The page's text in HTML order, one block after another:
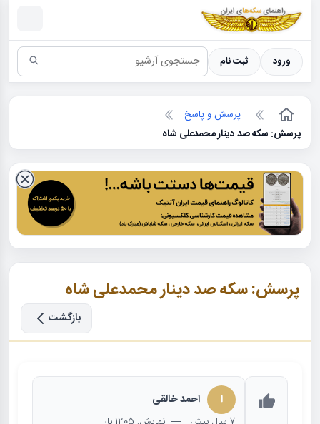
سکه ها ؛ راهنمای سکه شناسی
ورود ثبت نام
پرسش و پاسخ
پرسش: سکه صد دینار محمدعلی شاه
پرسش: سکه صد دینار محمدعلی شاه
بازگشت
ا احمد خالقی